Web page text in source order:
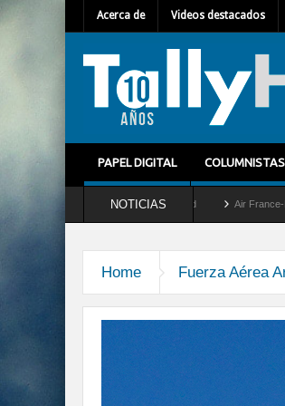
Acerca de Videos destacados
PAPEL DIGITAL COLUMNISTAS
NOTICIAS
del servicio al C-2 Greyhound Air France-KLM
Home Fuerza Aérea
4ar-del-servicio-01